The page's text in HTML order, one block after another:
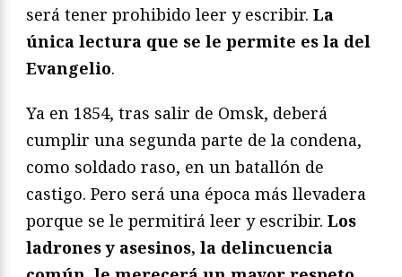
será tener prohibido leer y escribir. La
única lectura que se le permite es la del
Evangelio.
Ya en 1854, tras salir de Omsk, deberá
cumplir una segunda parte de la condena,
como soldado raso, en un batallón de
castigo. Pero será una época más llevadera
porque se le permitirá leer y escribir. Los
ladrones y asesinos, la delincuencia